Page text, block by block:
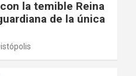
la temible Reina
de la única